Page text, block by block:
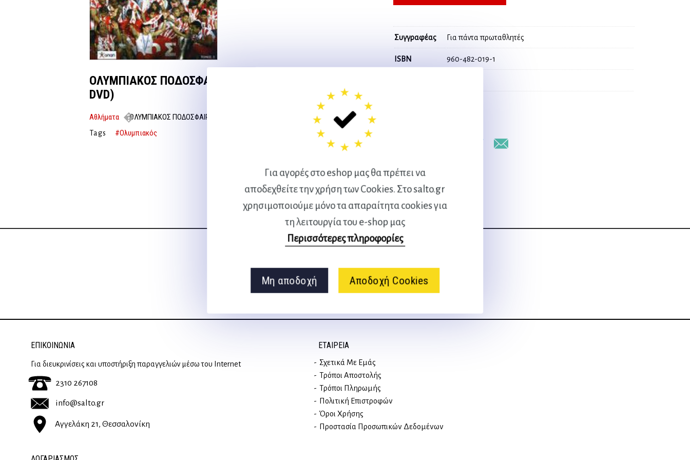
Για αγορές στο eshop μας θα πρέπει να
αποδεχθείτε την χρήση των Cookies. Στο salto.gr
χρησιμοποιούμε μόνο τα απαραίτητα cookies για
τη λειτουργία του e-shop μας
Περισσότερες πληροφορίες
Μη αποδοχή Αποδοχή Cookies
Συγγραφέας Για πάντα πρωταθλητές
ISBN 960-482-019-1
ΟΛΥΜΠΙΑΚΟΣ ΠΟΔΟΣΦΑΙΡΟ-ΜΠΑΣΚΕΤ(Περιλαμβάνει
DVD)
Αθλήματα ΟΛΥΜΠΙΑΚΟΣ ΠΟΔΟΣΦΑΙΡΟ-ΜΠΑΣΚΕΤ(Περιλαμβάνει DVD)
Tags #Ολυμπιακός
Ακολουθήστε μας
στα social media
ΕΠΙΚΟΙΝΩΝΊΑ
Για διευκρινίσεις και υποστήριξη παραγγελιών μέσω του Internet
2310 267108
info@salto.gr
Αγγελάκη 21, Θεσσαλονίκη
ΕΤΑΙΡΕΊΑ
Σχετικά Με Εμάς
Τρόποι Αποστολής
Τρόποι Πληρωμής
Πολιτική Επιστροφών
Όροι Χρήσης
Προστασία Προσωπικών Δεδομένων